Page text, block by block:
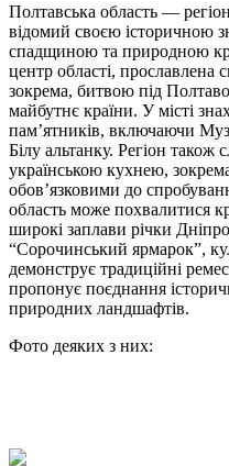
Полтавська область —
відомий своєю історичною
спадщиною та природною
центр області, прославлена
зокрема, битвою під
майбутнє країни. У місті
пам’ятників, включаючи
Білу альтанку. Регіон
українською кухнею,
обов’язковими до
область може похвалитися
широкі заплави річки
“Сорочинський ярмарок”,
демонструє традиційні
пропонує поєднання
природних ландшафтів.
Фото деяких з них: